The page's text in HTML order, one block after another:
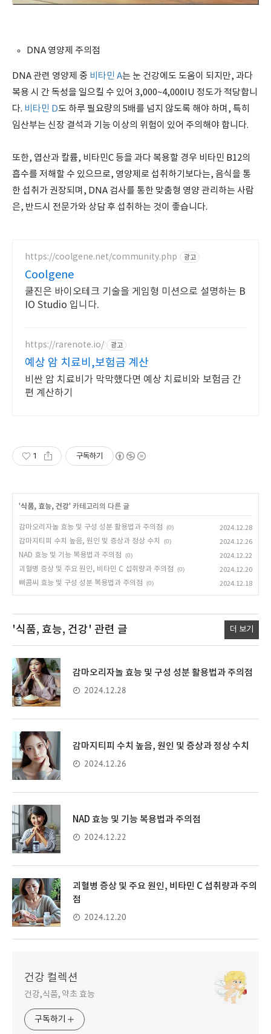
DNA 영양제 주의점
DNA 관련 영양제 중 비타민 A는 눈 건강에도 도움이 되지만, 과다
복용 시 간 독성을 일으킬 수 있어 3,000~4,000IU 정도가 적당합니
다. 비타민 D도 하루 필요량의 5배를 넘지 않도록 해야 하며, 특히
임산부는 신장 결석과 기능 이상의 위험이 있어 주의해야 합니다.
또한, 엽산과 칼륨, 비타민C 등을 과다 복용할 경우 비타민 B12의
흡수를 저해할 수 있으므로, 영양제로 섭취하기보다는, 음식을 통
한 섭취가 권장되며, DNA 검사를 통한 맞춤형 영양 관리하는 사람
은, 반드시 전문가와 상담 후 섭취하는 것이 좋습니다.
https://coolgene.net/community.php 광고
Coolgene
쿨진은 바이오테크 기술을 게임형 미션으로 설명하는 B
IO Studio 입니다.
https://rarenote.io/ 광고
예상 암 치료비,보험금 계산
비싼 암 치료비가 막막했다면 예상 치료비와 보험금 간
편 계산하기
1 구독하기
'식품, 효능, 건강' 카테고리의 다른 글
감마오리자놀 효능 및 구성 성분 활용법과 주의점 (0)
2024.12.28
감마지티피 수치 높음, 원인 및 증상과 정상 수치
(0)
2024.12.26
NAD 효능 및 기능 복용법과 주의점
(0)
2024.12.22
괴혈병 증상 및 주요 원인, 비타민 C 섭취량과 주의점
(0)
2024.12.20
삐콤씨 효능 및 구성 성분 복용법과 주의점
(0) 2024.12.18
'식품, 효능, 건강' 관련 글 더 보기
감마오리자놀 효능 및 구성 성분 활용법과 주의점
2024.12.28
감마지티피 수치 높음, 원인 및 증상과 정상 수치
2024.12.26
NAD 효능 및 기능 복용법과 주의점
2024.12.22
괴혈병 증상 및 주요 원인, 비타민 C 섭취량과 주의
점
2024.12.20
건강 컬렉션
건강,식품, 약초 효능
구독하기